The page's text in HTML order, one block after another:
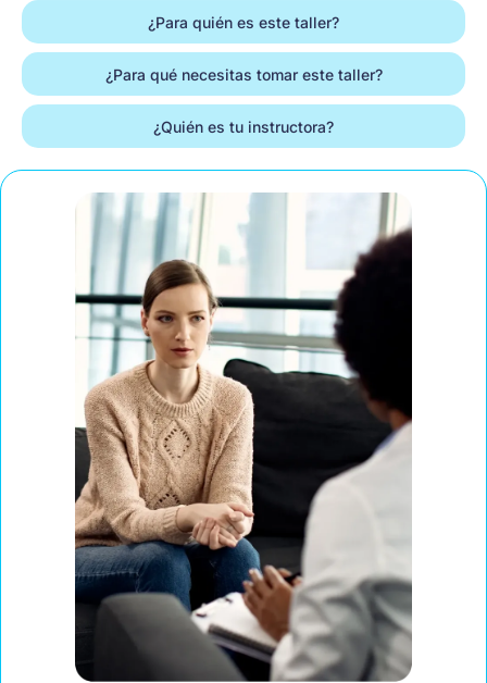
¿Para quién es este taller?
¿Para qué necesitas tomar este taller?
¿Quién es tu instructora?